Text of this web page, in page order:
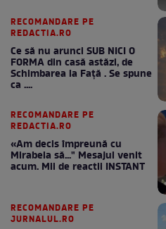
RECOMANDARE PE
REDACTIA.RO
Ce să nu arunci SUB NICI O
FORMA din casă astăzi, de
Schimbarea la Față . Se spune
ca ....
RECOMANDARE PE
REDACTIA.RO
«Am decis împreună cu
Mirabela să..." Mesajul venit
acum. Mii de reactii INSTANT
RECOMANDARE PE
JURNALUL.RO